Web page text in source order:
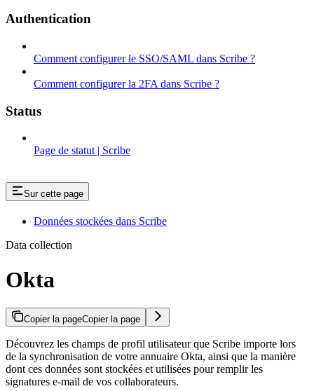
Authentication
Comment configurer le SSO/SAML dans Scribe ?
Comment configurer la 2FA dans Scribe ?
Status
Page de statut | Scribe
Sur cette page
Données stockées dans Scribe
Data collection
Okta
Copier la pageCopier la page
Découvrez les champs de profil utilisateur que Scribe importe lors
de la synchronisation de votre annuaire Okta, ainsi que la manière
dont ces données sont stockées et utilisées pour remplir les
signatures e-mail de vos collaborateurs.